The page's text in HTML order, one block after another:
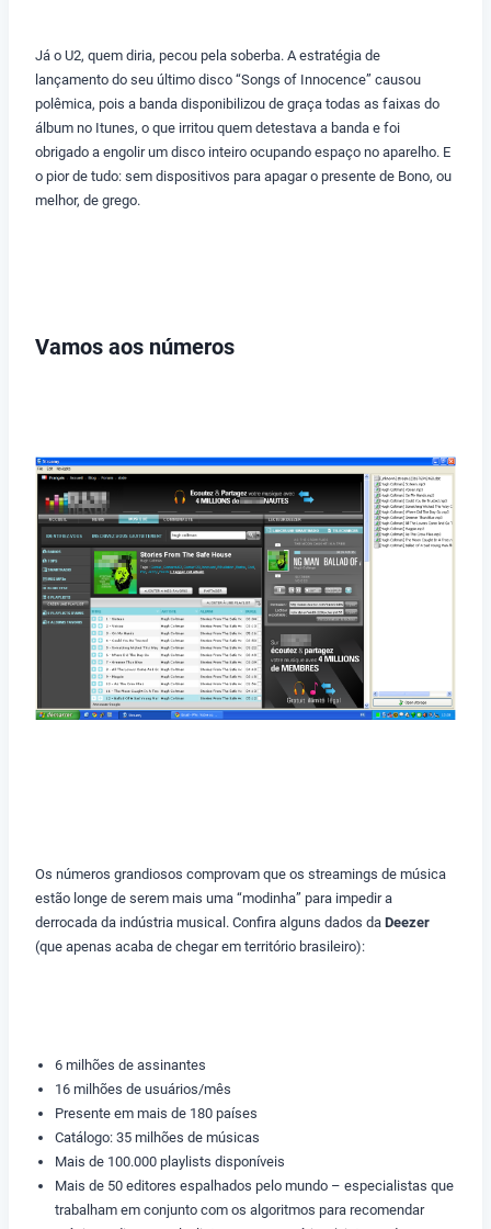
Já o U2, quem diria, pecou pela soberba. A estratégia de
lançamento do seu último disco “Songs of Innocence” causou
polêmica, pois a banda disponibilizou de graça todas as faixas do
álbum no Itunes, o que irritou quem detestava a banda e foi
obrigado a engolir um disco inteiro ocupando espaço no aparelho. E
o pior de tudo: sem dispositivos para apagar o presente de Bono, ou
melhor, de grego.
Vamos aos números
Os números grandiosos comprovam que os streamings de música
estão longe de serem mais uma “modinha” para impedir a
derrocada da indústria musical. Confira alguns dados da Deezer
(que apenas acaba de chegar em território brasileiro):
6 milhões de assinantes
16 milhões de usuários/mês
Presente em mais de 180 países
Catálogo: 35 milhões de músicas
Mais de 100.000 playlists disponíveis
Mais de 50 editores espalhados pelo mundo – especialistas que
trabalham em conjunto com os algoritmos para recomendar